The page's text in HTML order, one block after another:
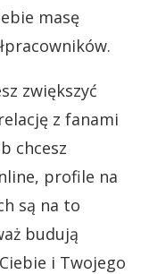
masę
zwiększyć
z fanami
chcesz
profile na
są na to
budują
i Twojego